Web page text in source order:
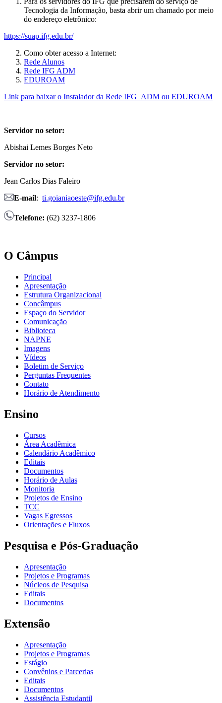
Tecnologia da Informação, basta abrir um chamado por meio
do endereço eletrônico:
https://suap.ifg.edu.br/
Como obter acesso a Internet:
Rede Alunos
Rede IFG ADM
EDUROAM
Link para baixar o Instalador da Rede IFG_ADM ou EDUROAM
Servidor no setor:
Abishai Lemes Borges Neto
Servidor no setor:
Jean Carlos Dias Faleiro
E-mail: ti.goianiaoeste@ifg.edu.br
Telefone: (62) 3237-1806
O Câmpus
Principal
Apresentação
Estrutura Organizacional
Concâmpus
Espaço do Servidor
Comunicação
Biblioteca
NAPNE
Imagens
Vídeos
Boletim de Serviço
Perguntas Frequentes
Contato
Horário de Atendimento
Ensino
Cursos
Área Acadêmica
Calendário Acadêmico
Editais
Documentos
Horário de Aulas
Monitoria
Projetos de Ensino
TCC
Vagas Egressos
Orientações e Fluxos
Pesquisa e Pós-Graduação
Apresentação
Projetos e Programas
Núcleos de Pesquisa
Editais
Documentos
Extensão
Apresentação
Projetos e Programas
Estágio
Convênios e Parcerias
Editais
Documentos
Assistência Estudantil